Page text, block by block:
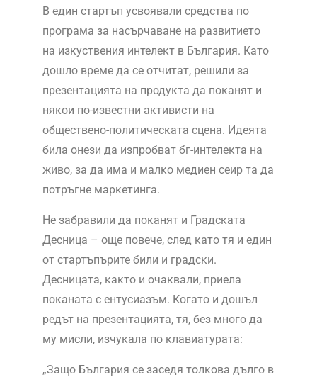
В един стартъп усвоявали средства по
програма за насърчаване на развитието
на изкуствения интелект в България. Като
дошло време да се отчитат, решили за
презентацията на продукта да поканят и
някои по-известни активисти на
обществено-политическата сцена. Идеята
била онези да изпробват бг-интелекта на
живо, за да има и малко медиен сеир та да
потръгне маркетинга.
Не забравили да поканят и Градската
Десница – още повече, след като тя и един
от стартъпърите били и градски.
Десницата, както и очаквали, приела
поканата с ентусиазъм. Когато и дошъл
редът на презентацията, тя, без много да
му мисли, изчукала по клавиатурата:
„Защо България се заседя толкова дълго в